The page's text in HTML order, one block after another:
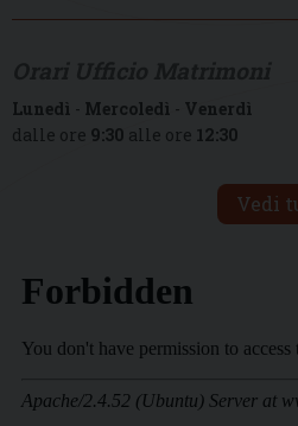
Lunedì - Mercoledì - Venerdì
dalle ore 9:30 alle ore 12:30
Vedi